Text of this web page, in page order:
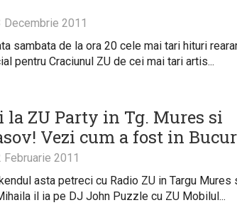
Decembrie 2011
sambata de la ora 20 cele mai tari hituri
pentru Craciunul ZU de cei mai tari artis...
la ZU Party in Tg. Mures si
Vezi cum a fost in
Februarie 2011
asta petreci cu Radio ZU in Targu Mures
il ia pe DJ John Puzzle cu ZU Mobilul...